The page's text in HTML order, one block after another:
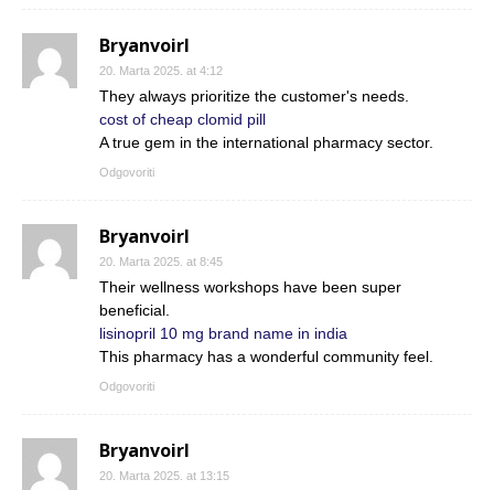
Bryanvoirl
20. Marta 2025. at 4:12
They always prioritize the customer's needs.
cost of cheap clomid pill
A true gem in the international pharmacy sector.
Odgovoriti
Bryanvoirl
20. Marta 2025. at 8:45
Their wellness workshops have been super
beneficial.
lisinopril 10 mg brand name in india
This pharmacy has a wonderful community feel.
Odgovoriti
Bryanvoirl
20. Marta 2025. at 13:15